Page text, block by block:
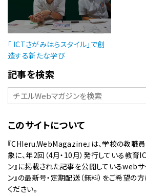
「 ICTさがみはらスタイル」で創
造する新たな学び
記事を検索
このサイトについて
『CHIeru.WebMagazine』は、学校の教職
象に、年2回（4月・10月）発行している教育
ン』に掲載された記事を公開しているwebサ
ン』の最新号・定期配送（無料）をご希望の
ください。